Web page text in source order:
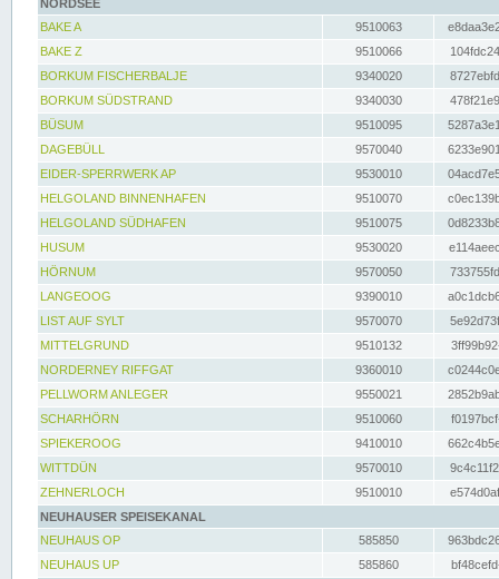
NORDSEE
BAKE A
9510063
BAKE Z
9510066
BORKUM FISCHERBALJE
9340020
BORKUM SÜDSTRAND
9340030
BÜSUM
9510095
DAGEBÜLL
9570040
EIDER-SPERRWERK AP
9530010
HELGOLAND BINNENHAFEN
9510070
HELGOLAND SÜDHAFEN
9510075
HUSUM
9530020
HÖRNUM
9570050
LANGEOOG
9390010
LIST AUF SYLT
9570070
MITTELGRUND
9510132
NORDERNEY RIFFGAT
9360010
PELLWORM ANLEGER
9550021
SCHARHÖRN
9510060
SPIEKEROOG
9410010
WITTDÜN
9570010
ZEHNERLOCH
9510010
NEUHAUSER SPEISEKANAL
NEUHAUS OP
585850
NEUHAUS UP
585860